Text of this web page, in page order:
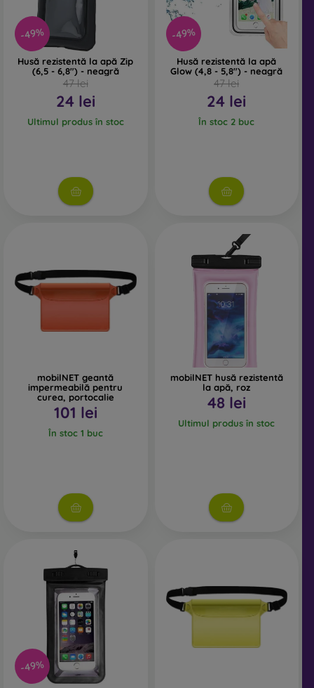
-49%
Husă rezistentă la apă Zip
(6,5 - 6,8") - neagră
47 lei
24 lei
Ultimul produs în stoc
-49%
Husă rezistentă la apă
Glow (4,8 - 5,8") - neagră
47 lei
24 lei
În stoc 2 buc
mobilNET geantă
impermeabilă pentru
curea, portocalie
101 lei
În stoc 1 buc
mobilNET husă rezistentă
la apă, roz
48 lei
Ultimul produs în stoc
-49%